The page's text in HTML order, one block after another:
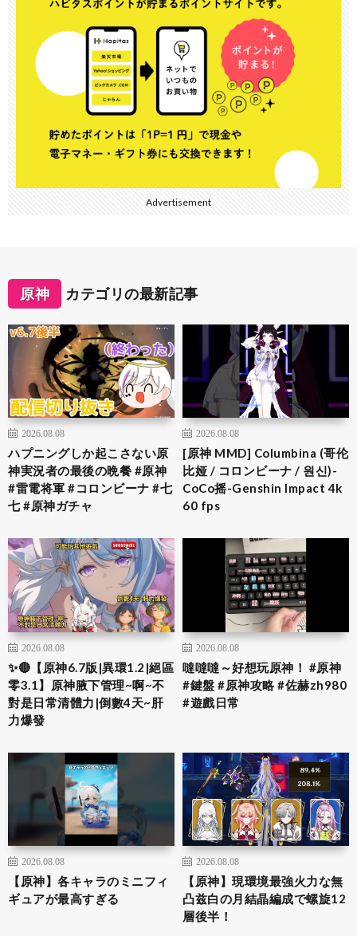
Advertisement
原神 カテゴリの最新記事
2026.08.08
ハプニングしか起こさない原
神実況者の最後の晩餐 #原神
#雷電将軍 #コロンビーナ #七
七 #原神ガチャ
2026.08.08
[原神 MMD] Columbina (哥伦
比娅 / コロンビーナ / 원신)-
CoCo摇-Genshin Impact 4k
60 fps
2026.08.08
✨🔴【原神6.7版|異環1.2|絕區
零3.1】原神腋下管理~啊~不
對是日常清體力|倒數4天~肝
力爆發
2026.08.08
噠噠噠～好想玩原神！ #原神
#鍵盤 #原神攻略 #佐赫zh980
#遊戲日常
2026.08.08
【原神】各キャラのミニフィ
ギュアが最高すぎる
2026.08.08
【原神】現環境最強火力な無
凸兹白の月結晶編成で螺旋12
層後半！